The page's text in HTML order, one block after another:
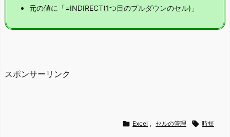
元の値に「=INDIRECT(1つ目のプルダウンのセル)」
スポンサーリンク
 Excel , セルの管理  時短